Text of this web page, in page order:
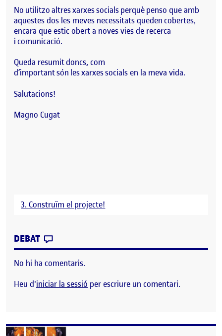
No utilitzo altres xarxes socials perquè penso que amb
aquestes dos les meves necessitats queden cobertes,
encara que estic obert a noves vies de recerca
i comunicació.
Queda resumit doncs, com
d’important són les xarxes socials en la meva vida.
Salutacions!
Magno Cugat
3. Construïm el projecte!
DEBAT
No hi ha comentaris.
Heu d'iniciar la sessió per escriure un comentari.